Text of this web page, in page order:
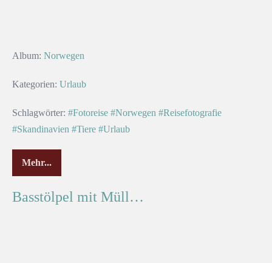
Album: Norwegen
Kategorien: Urlaub
Schlagwörter: #Fotoreise #Norwegen #Reisefotografie
#Skandinavien #Tiere #Urlaub
Mehr...
Basstölpel mit Müll…